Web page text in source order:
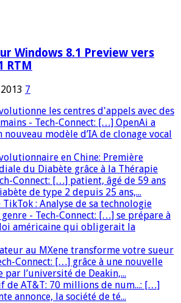
Windows 8.1 Preview vers
RTM
7
les centres d'appels avec des
- Tech-Connect: […] OpenAi a
nouveau modèle d’IA de clonage vocal
en Chine: Première
du Diabète grâce à la Thérapie
Connect: […] patient, âgé de 59 ans
de type 2 depuis 25 ans,...
TikTok : Analyse de sa technologie
- Tech-Connect: […] se prépare à
américaine qui obligerait la
au MXene transforme votre sueur
Connect: […] grâce à une nouvelle
par l’université de Deakin,...
de AT&T: 70 millions de num...: […]
annonce, la société de té...